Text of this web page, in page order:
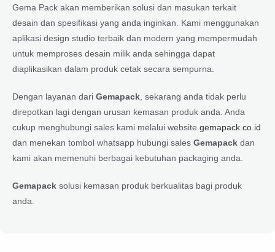
Gema Pack akan memberikan solusi dan masukan terkait
desain dan spesifikasi yang anda inginkan. Kami menggunakan
aplikasi design studio terbaik dan modern yang mempermudah
untuk memproses desain milik anda sehingga dapat
diaplikasikan dalam produk cetak secara sempurna.
Dengan layanan dari Gemapack , sekarang anda tidak perlu
direpotkan lagi dengan urusan kemasan produk anda. Anda
cukup menghubungi sales kami melalui website gemapack.co.id
dan menekan tombol whatsapp hubungi sales Gemapack dan
kami akan memenuhi berbagai kebutuhan packaging anda.
Gemapack solusi kemasan produk berkualitas bagi produk
anda.